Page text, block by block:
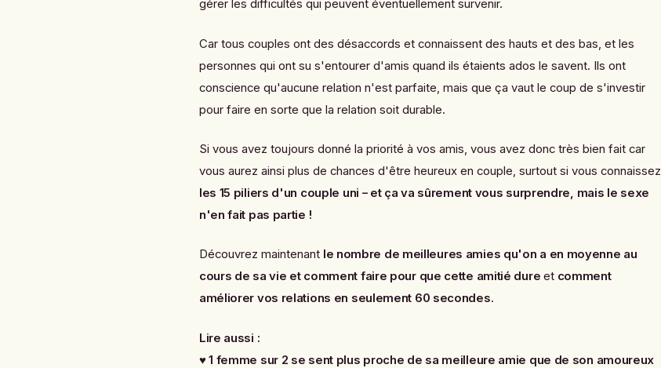
gérer les difficultés qui peuvent éventuellement survenir.
Car tous couples ont des désaccords et connaissent des hauts et des bas, et les
personnes qui ont su s'entourer d'amis quand ils étaients ados le savent. Ils ont
conscience qu'aucune relation n'est parfaite, mais que ça vaut le coup de s'investir
pour faire en sorte que la relation soit durable.
Si vous avez toujours donné la priorité à vos amis, vous avez donc très bien fait car
vous aurez ainsi plus de chances d'être heureux en couple, surtout si vous connaissez
les 15 piliers d'un couple uni – et ça va sûrement vous surprendre, mais le sexe
n'en fait pas partie !
Découvrez maintenant le nombre de meilleures amies qu'on a en moyenne au
cours de sa vie et comment faire pour que cette amitié dure et comment
améliorer vos relations en seulement 60 secondes.
Lire aussi :
♥1 femme sur 2 se sent plus proche de sa meilleure amie que de son amoureux